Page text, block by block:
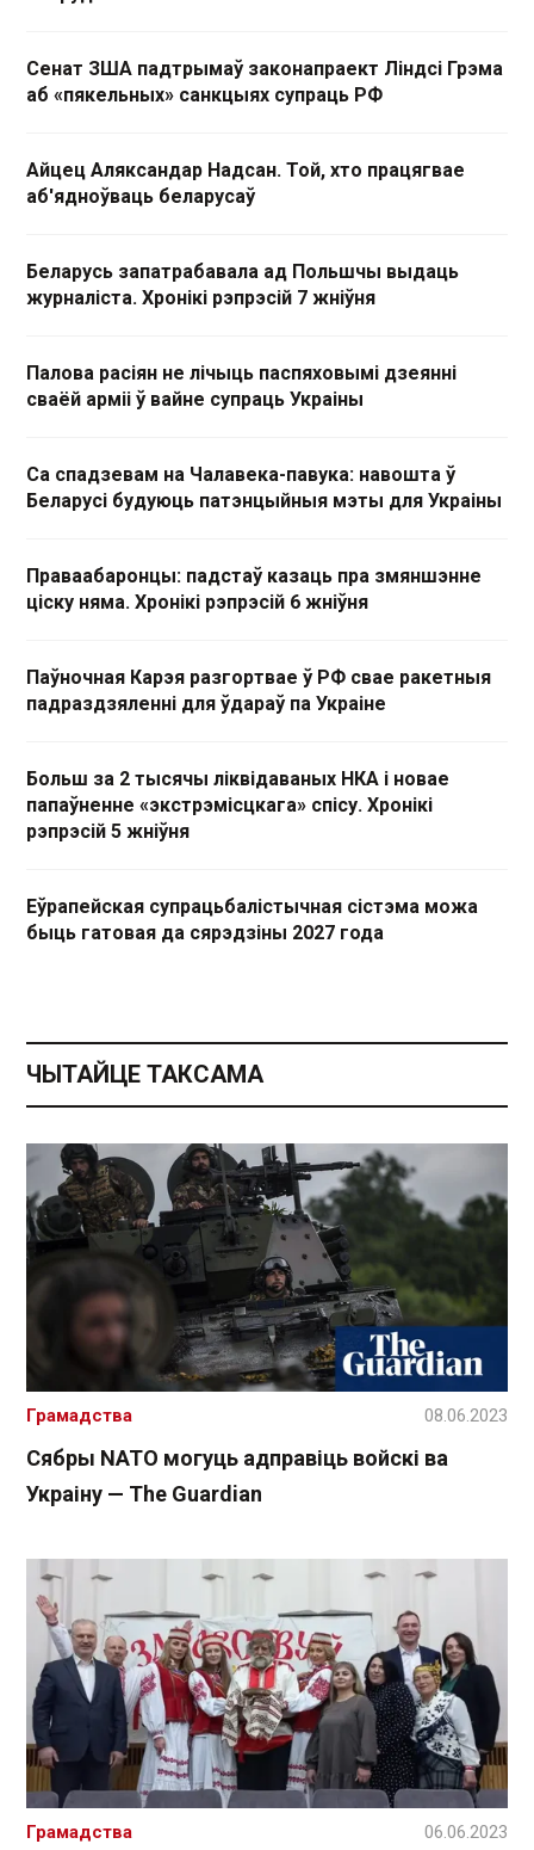
Сенат ЗША падтрымаў законапраект Ліндсі Грэма
аб «пякельных» санкцыях супраць РФ
Айцец Аляксандар Надсан. Той, хто працягвае
аб'ядноўваць беларусаў
Беларусь запатрабавала ад Польшчы выдаць
журналіста. Хронікі рэпрэсій 7 жніўня
Палова расіян не лічыць паспяховымі дзеянні
сваёй арміі ў вайне супраць Украіны
Са спадзевам на Чалавека-павука: навошта ў
Беларусі будуюць патэнцыйныя мэты для Украіны
Праваабаронцы: падстаў казаць пра змяншэнне
ціску няма. Хронікі рэпрэсій 6 жніўня
Паўночная Карэя разгортвае ў РФ свае ракетныя
падраздзяленні для ўдараў па Украіне
Больш за 2 тысячы ліквідаваных НКА і новае
папаўненне «экстрэмісцкага» спісу. Хронікі
рэпрэсій 5 жніўня
Еўрапейская супрацьбалістычная сістэма можа
быць гатовая да сярэдзіны 2027 года
ЧЫТАЙЦЕ ТАКСАМА
Сябры NATO могуць адправіць войскі ва
Украіну — The Guardian
Грамадства 08.06.2023
Грамадства 06.06.2023